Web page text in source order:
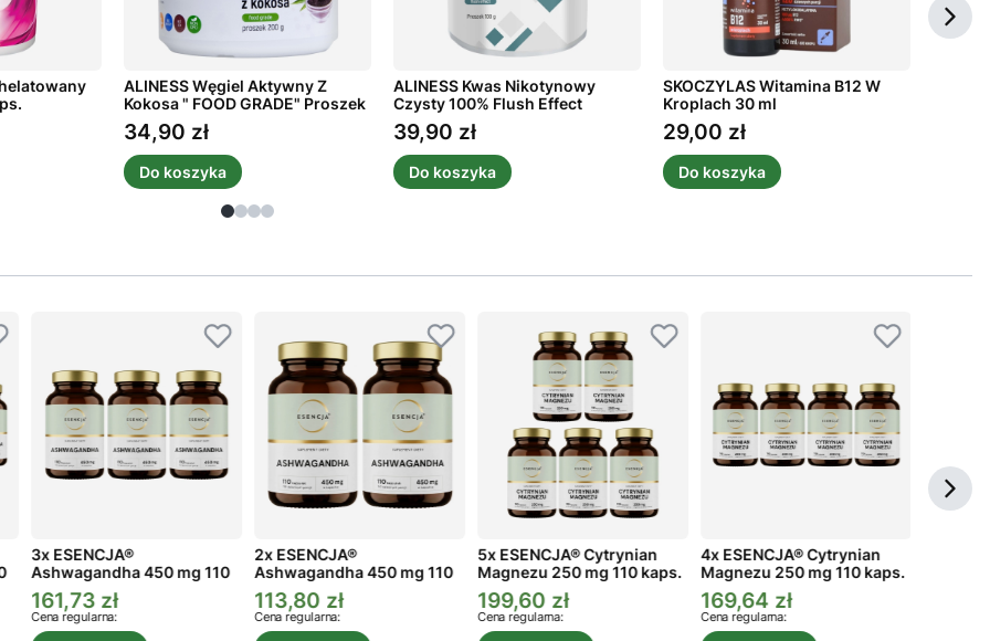
ALINESS Węgiel Aktywny Z
Kokosa " FOOD GRADE" Proszek
200 g
Cena
34,90 zł
Do koszyka
ALINESS Kwas Nikotynowy
Czysty 100% Flush Effect
Proszek 100 g
Cena
39,90 zł
Do koszyka
SKOCZYLAS Witamina B12 W
Kroplach 30 ml
Cena
29,00 zł
Do koszyka
3x ESENCJA®
Ashwagandha 450 mg 110
kaps.
Cena promocyjna
161,73 zł
Cena regularna:
2x ESENCJA®
Ashwagandha 450 mg 110
kaps.
Cena promocyjna
113,80 zł
Cena regularna:
5x ESENCJA® Cytrynian
Magnezu 250 mg 110 kaps.
Cena promocyjna
199,60 zł
Cena regularna:
4x ESENCJA® Cytrynian
Magnezu 250 mg 110 kaps.
Cena promocyjna
169,64 zł
Cena regularna: